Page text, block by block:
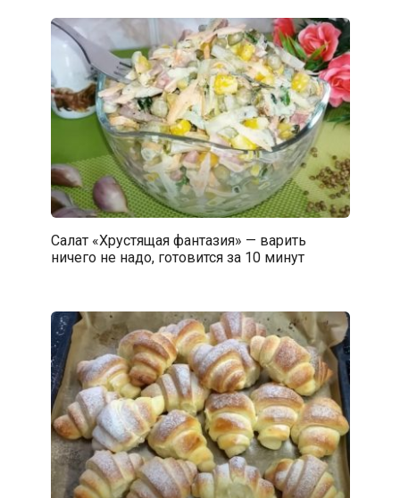
Салат «Хрустящая фантазия» — варить
ничего не надо, готовится за 10 минут